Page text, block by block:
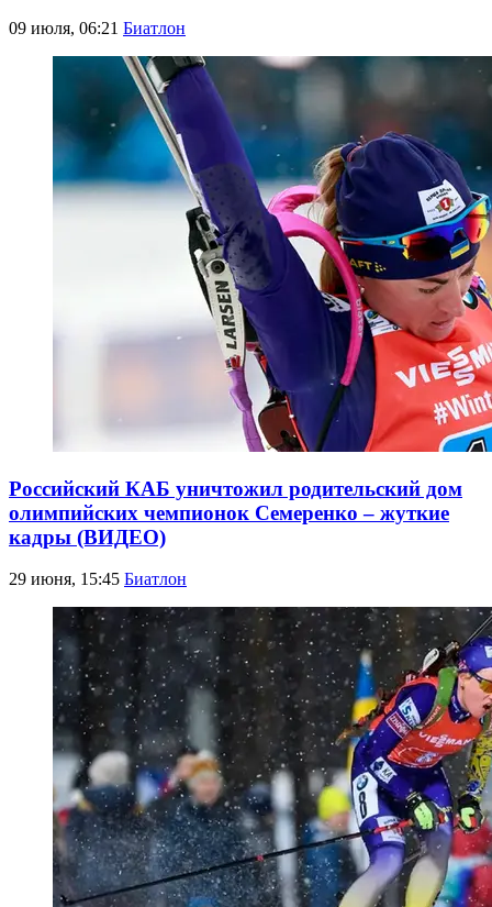
09 июля, 06:21 Биатлон
Российский КАБ уничтожил родительский дом
олимпийских чемпионок Семеренко – жуткие
кадры (ВИДЕО)
29 июня, 15:45 Биатлон